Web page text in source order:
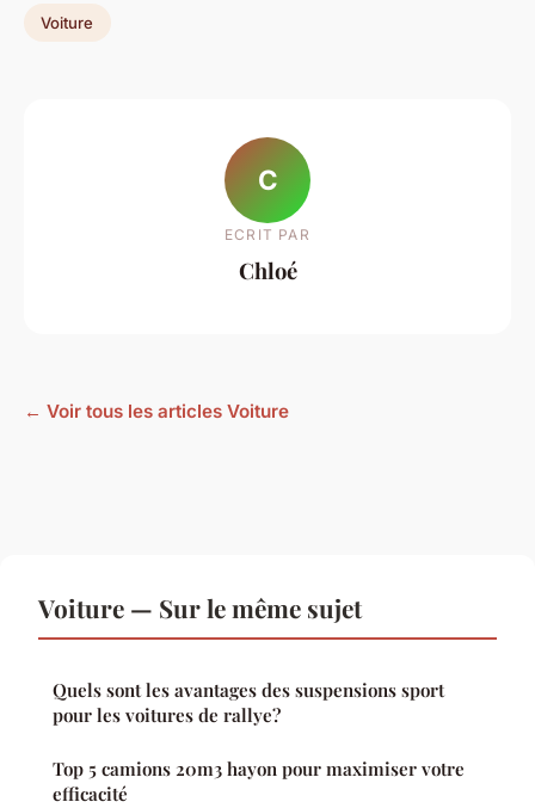
Voiture
C
ECRIT PAR
Chloé
← Voir tous les articles Voiture
Voiture — Sur le même sujet
Quels sont les avantages des suspensions sport
pour les voitures de rallye?
Top 5 camions 20m3 hayon pour maximiser votre
efficacité